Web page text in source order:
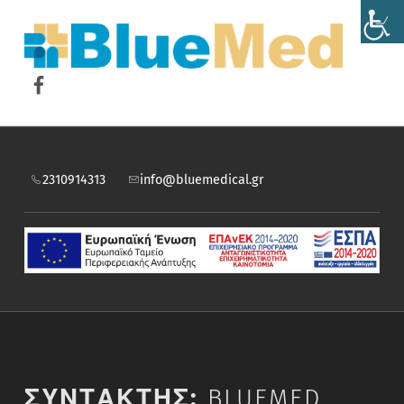
BLUEMED
Facebook
2310914313 info@bluemedical.gr